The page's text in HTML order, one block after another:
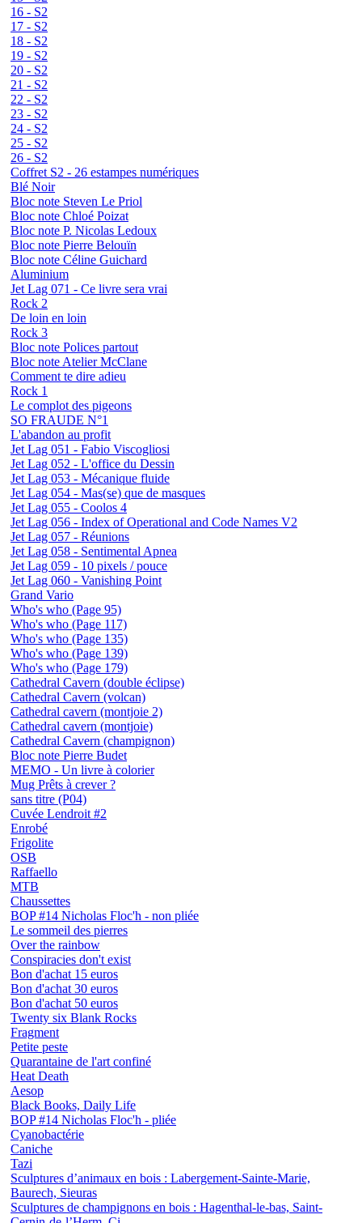
16 - S2
17 - S2
18 - S2
19 - S2
20 - S2
21 - S2
22 - S2
23 - S2
24 - S2
25 - S2
26 - S2
Coffret S2 - 26 estampes numériques
Blé Noir
Bloc note Steven Le Priol
Bloc note Chloé Poizat
Bloc note P. Nicolas Ledoux
Bloc note Pierre Belouïn
Bloc note Céline Guichard
Aluminium
Jet Lag 071 - Ce livre sera vrai
Rock 2
De loin en loin
Rock 3
Bloc note Polices partout
Bloc note Atelier McClane
Comment te dire adieu
Rock 1
Le complot des pigeons
SO FRAUDE N°1
L'abandon au profit
Jet Lag 051 - Fabio Viscogliosi
Jet Lag 052 - L'office du Dessin
Jet Lag 053 - Mécanique fluide
Jet Lag 054 - Mas(se) que de masques
Jet Lag 055 - Coolos 4
Jet Lag 056 - Index of Operational and Code Names V2
Jet Lag 057 - Réunions
Jet Lag 058 - Sentimental Apnea
Jet Lag 059 - 10 pixels / pouce
Jet Lag 060 - Vanishing Point
Grand Vario
Who's who (Page 95)
Who's who (Page 117)
Who's who (Page 135)
Who's who (Page 139)
Who's who (Page 179)
Cathedral Cavern (double éclipse)
Cathedral Cavern (volcan)
Cathedral cavern (montjoie 2)
Cathedral cavern (montjoie)
Cathedral Cavern (champignon)
Bloc note Pierre Budet
MEMO - Un livre à colorier
Mug Prêts à crever ?
sans titre (P04)
Cuvée Lendroit #2
Enrobé
Frigolite
OSB
Raffaello
MTB
Chaussettes
BOP #14 Nicholas Floc'h - non pliée
Le sommeil des pierres
Over the rainbow
Conspiracies don't exist
Bon d'achat 15 euros
Bon d'achat 30 euros
Bon d'achat 50 euros
Twenty six Blank Rocks
Fragment
Petite peste
Quarantaine de l'art confiné
Heat Death
Aesop
Black Books, Daily Life
BOP #14 Nicholas Floc'h - pliée
Cyanobactérie
Caniche
Tazi
Sculptures d’animaux en bois : Labergement-Sainte-Marie,
Baurech, Sieuras
Sculptures de champignons en bois : Hagenthal-le-bas, Saint-